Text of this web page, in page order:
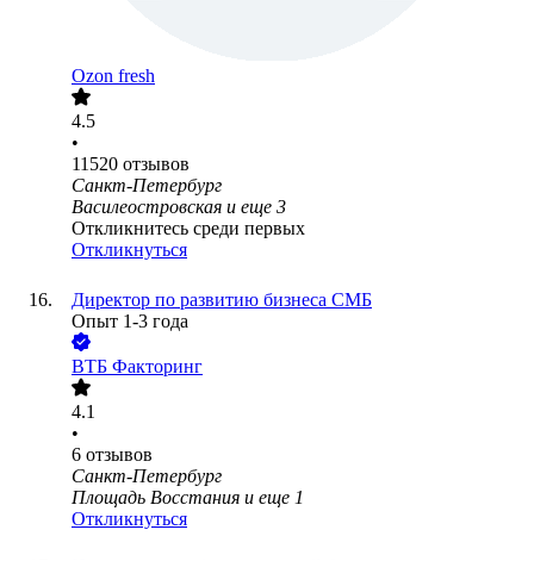
Ozon fresh
4.5
•
11520 отзывов
Санкт-Петербург
Василеостровская и еще 3
Откликнитесь среди первых
Откликнуться
Директор по развитию бизнеса СМБ
Опыт 1-3 года
ВТБ Факторинг
4.1
•
6 отзывов
Санкт-Петербург
Площадь Восстания и еще 1
Откликнуться